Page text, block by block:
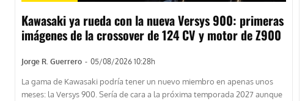
Kawasaki ya rueda con la nueva Versys 900: primeras
imágenes de la crossover de 124 CV y motor de Z900
Jorge R. Guerrero - 05/08/2026 10:28h
La gama de Kawasaki podría tener un nuevo miembro en apenas unos
meses: la Versys 900. Sería de cara a la próxima temporada 2027 aunque